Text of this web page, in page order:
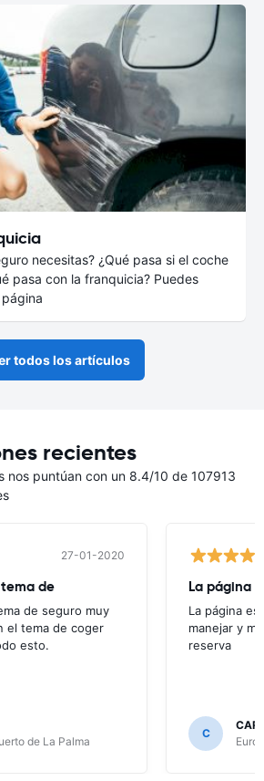
necesitas? ¿Qué pasa si el coche
pasa con la franquicia? Puedes
todos los artículos
recientes
nos puntúan con un 8.4/10 de 107913
27-01-2020
de
de seguro muy
el tema de coger
esto.
de La Palma
La página
manejar y
reserva
C